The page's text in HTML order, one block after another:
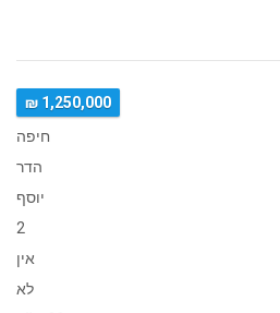
1,250,000 ₪
חיפה
הדר
יוסף
2
אין
לא